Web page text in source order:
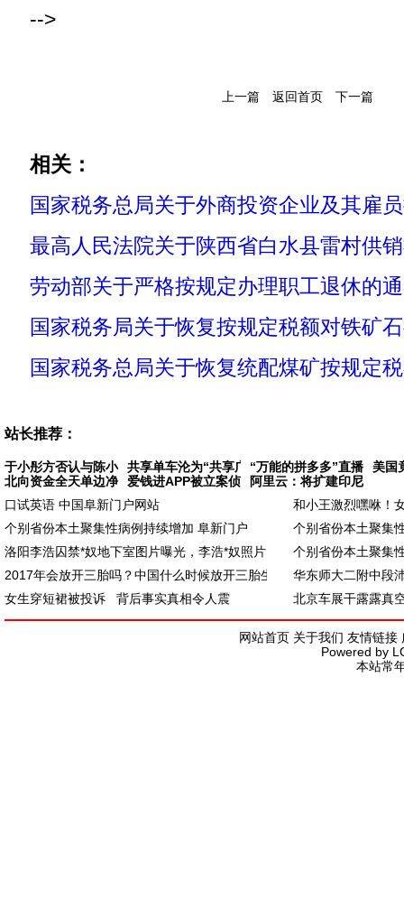
-->
上一篇 返回首页 下一篇
相关：
国家税务总局关于外商投资企业及其雇
最高人民法院关于陕西省白水县雷村供
劳动部关于严格按规定办理职工退休的
国家税务局关于恢复按规定税额对铁矿
国家税务总局关于恢复统配煤矿按规定
站长推荐：
于小彤方否认与陈小纭分手 据悉共享单车沦为“共享广告牌” 有的小广告还
“万能的拼多多”直播卖飞
美国
北向资金全天单边净买入171亿元，沪股通大买
爱钱进APP被立案侦查 相关部门将严格按照司
阿里云：将扩建印尼数据
口试英语 中国阜新门户网站
和小王激烈嘿咻！
个别省份本土聚集性病例持续增加 阜新门户
个别省份本土聚集
洛阳李浩囚禁*奴地下室图片曝光，李浩*奴照片
个别省份本土聚集
2017年会放开三胎吗？中国什么时候放开三胎生
华东师大二附中段
女生穿短裙被投诉 背后事实真相令人震
北京车展干露露真
网站首页 关于我们 友情链接
Powered by
本站常